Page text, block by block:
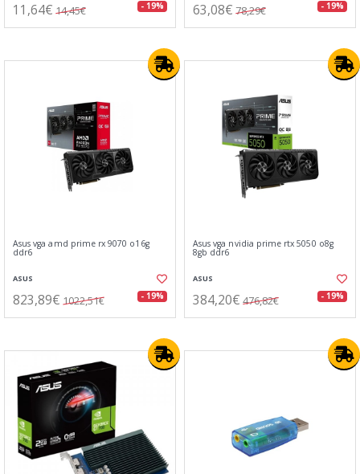
11,64€ 14,45€ - 19% 63,08€ 78,29€ - 19%
Asus vga amd prime rx 9070 o16g
ddr6
ASUS
823,89€ 1022,51€ - 19%
Asus vga nvidia prime rtx 5050 o8g
8gb ddr6
ASUS
384,20€ 476,82€ - 19%